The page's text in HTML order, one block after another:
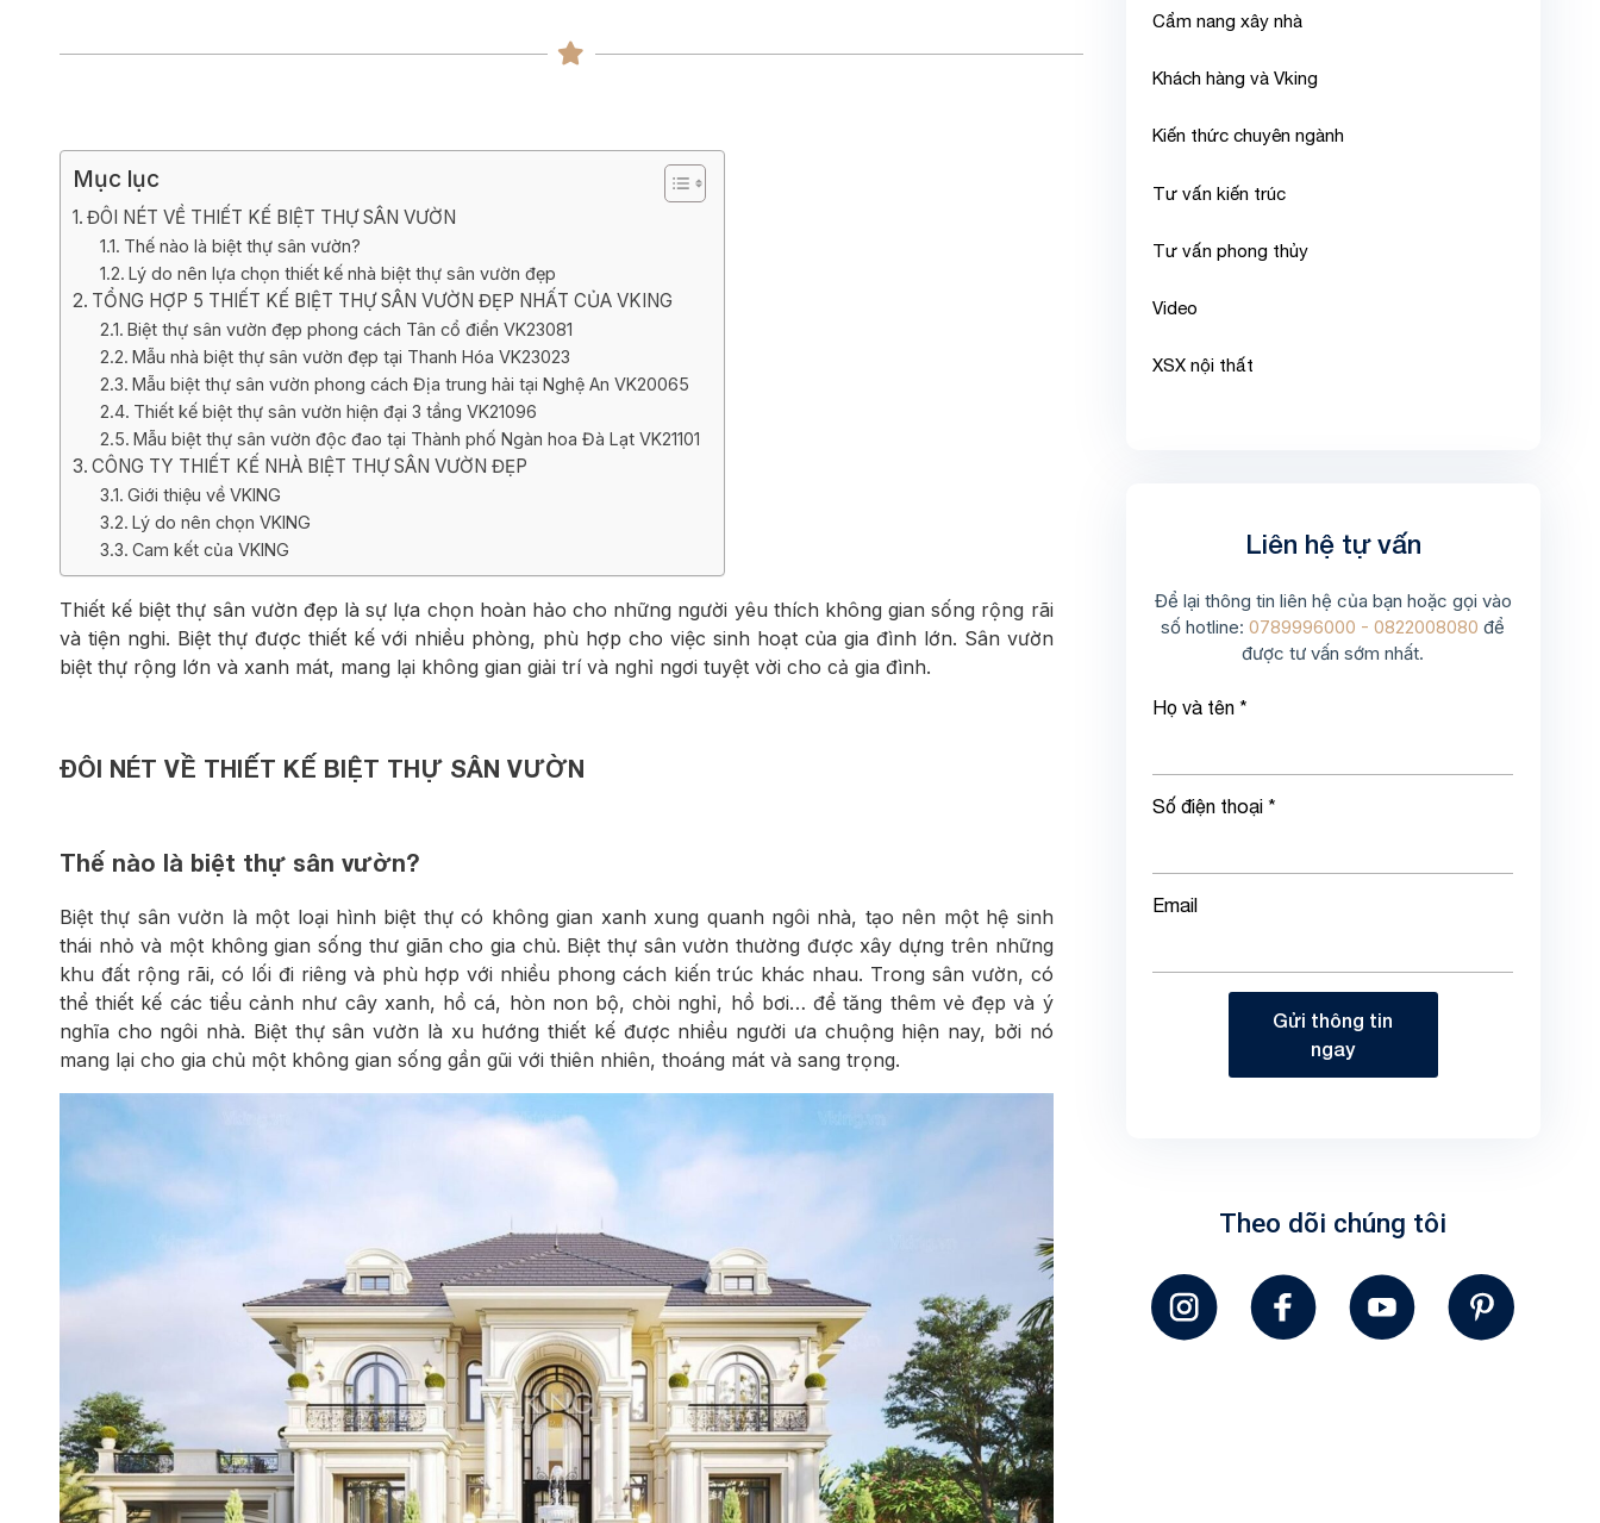
Mục lục
ĐÔI NÉT VỀ THIẾT KẾ BIỆT THỰ SÂN VƯỜN
Thế nào là biệt thự sân vườn?
Lý do nên lựa chọn thiết kế nhà biệt thự sân vườn đẹp
TỔNG HỢP 5 THIẾT KẾ BIỆT THỰ SÂN VƯỜN ĐẸP NHẤT CỦA VKING
Biệt thự sân vườn đẹp phong cách Tân cổ điển VK23081
Mẫu nhà biệt thự sân vườn đẹp tại Thanh Hóa VK23023
Mẫu biệt thự sân vườn phong cách Địa trung hải tại Nghệ An VK20065
Thiết kế biệt thự sân vườn hiện đại 3 tầng VK21096
Mẫu biệt thự sân vườn độc đao tại Thành phố Ngàn hoa Đà Lạt VK21101
CÔNG TY THIẾT KẾ NHÀ BIỆT THỰ SÂN VƯỜN ĐẸP
Giới thiệu về VKING
Lý do nên chọn VKING
Cam kết của VKING
Thiết kế biệt thự sân vườn đẹp là sự lựa chọn hoàn hảo cho những người yêu thích không gian sống rộng rãi
và tiện nghi. Biệt thự được thiết kế với nhiều phòng, phù hợp cho việc sinh hoạt của gia đình lớn. Sân vườn
biệt thự rộng lớn và xanh mát, mang lại không gian giải trí và nghỉ ngơi tuyệt vời cho cả gia đình.
ĐÔI NÉT VỀ THIẾT KẾ BIỆT THỰ SÂN VƯỜN
Thế nào là biệt thự sân vườn?
Biệt thự sân vườn là một loại hình biệt thự có không gian xanh xung quanh ngôi nhà, tạo nên một hệ sinh
thái nhỏ và một không gian sống thư giãn cho gia chủ. Biệt thự sân vườn thường được xây dựng trên những
khu đất rộng rãi, có lối đi riêng và phù hợp với nhiều phong cách kiến trúc khác nhau. Trong sân vườn, có
thể thiết kế các tiểu cảnh như cây xanh, hồ cá, hòn non bộ, chòi nghỉ, hồ bơi… để tăng thêm vẻ đẹp và ý
nghĩa cho ngôi nhà. Biệt thự sân vườn là xu hướng thiết kế được nhiều người ưa chuộng hiện nay, bởi nó
mang lại cho gia chủ một không gian sống gần gũi với thiên nhiên, thoáng mát và sang trọng.
Cẩm nang xây nhà
Khách hàng và Vking
Kiến thức chuyên ngành
Tư vấn kiến trúc
Tư vấn phong thủy
Video
XSX nội thất
Liên hệ tự vấn
Để lại thông tin liên hệ của bạn hoặc gọi vào
số hotline:0789996000 - 0822008080để
được tư vấn sớm nhất.
Họ và tên *
Số điện thoại *
Email
Gửi thông tin
ngay
Theo dõi chúng tôi